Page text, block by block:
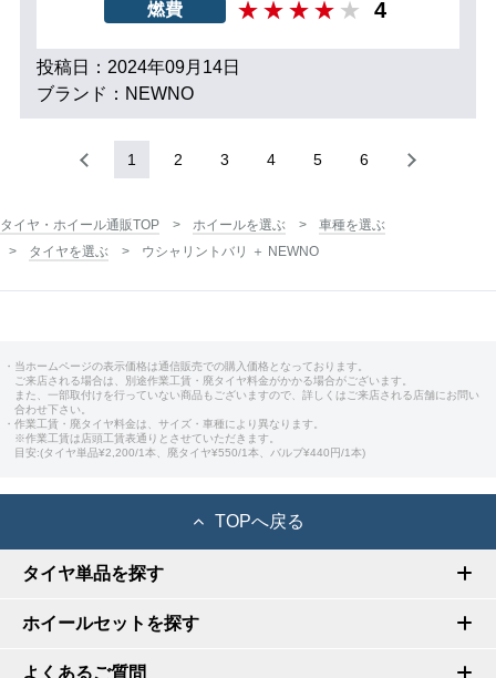
燃費 4
投稿日：2024年09月14日
ブランド：NEWNO
1 2 3 4 5 6
タイヤ・ホイール通販TOP ホイールを選ぶ
車種を選ぶ
タイヤを選ぶ
ウシャリントバリ ＋ NEWNO
・当ホームページの表示価格は通信販売での購入価格となっております。
ご来店される場合は、別途作業工賃・廃タイヤ料金がかかる場合がございます。
また、一部取付けを行っていない商品もございますので、詳しくはご来店される店舗にお問い
合わせ下さい。
・作業工賃・廃タイヤ料金は、サイズ・車種により異なります。
※作業工賃は店頭工賃表通りとさせていただきます。
目安:(タイヤ単品¥2,200/1本、廃タイヤ¥550/1本、バルブ¥440円/1本)
TOPへ戻る
タイヤ単品を探す
ホイールセットを探す
よくあるご質問